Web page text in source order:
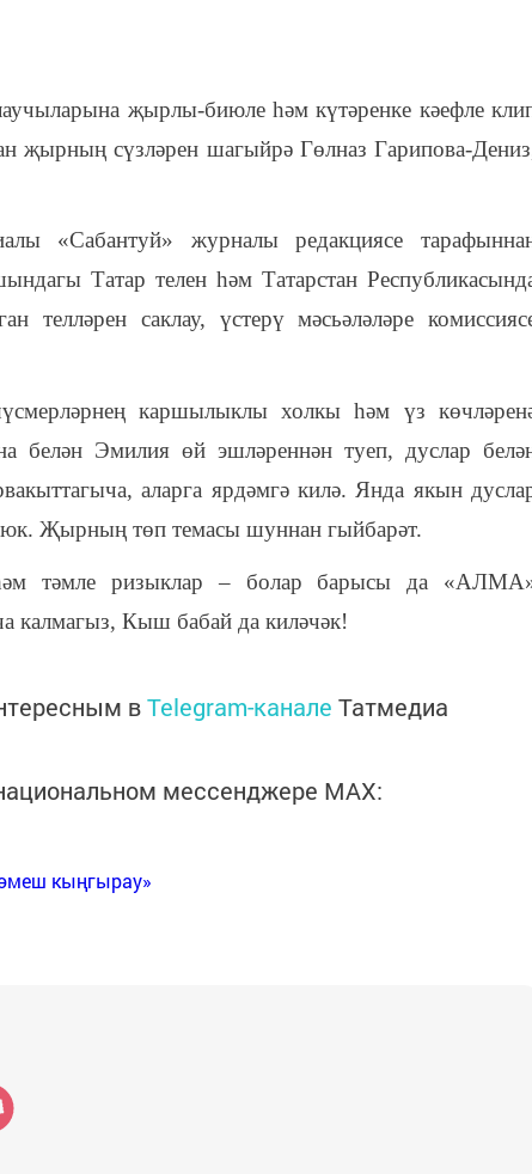
җырлы-биюле һәм күтәренке кәефле
җырның сүзләрен шагыйрә Гөлназ Гарипова-
журналы редакциясе
Татар телен һәм Татарстан
телләрен саклау, үстерү мәсьәләләре
каршылыклы холкы һәм үз
белән Эмилия өй эшләреннән туеп, дуслар
аларга ярдәмгә килә. Янда якын
юк. Җырның төп темасы шуннан гыйбарәт.
тәмле ризыклар ‒ болар барысы да
калмагыз, Кыш бабай да киләчәк!
вTelegram-канале Татмедиа
мессенджере MАХ:
кыңгырау»